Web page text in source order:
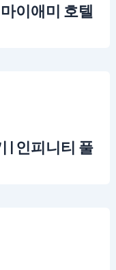
이애미 호텔
| 인피니티 풀